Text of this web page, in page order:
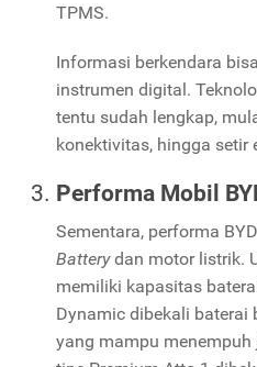
TPMS.
Informasi berkendara
instrumen digital.
tentu sudah lengkap,
konektivitas, hingga setir
Performa Mobil
Sementara, performa
Batterydan motor listrik.
memiliki kapasitas
Dynamic dibekali baterai
yang mampu menempuh